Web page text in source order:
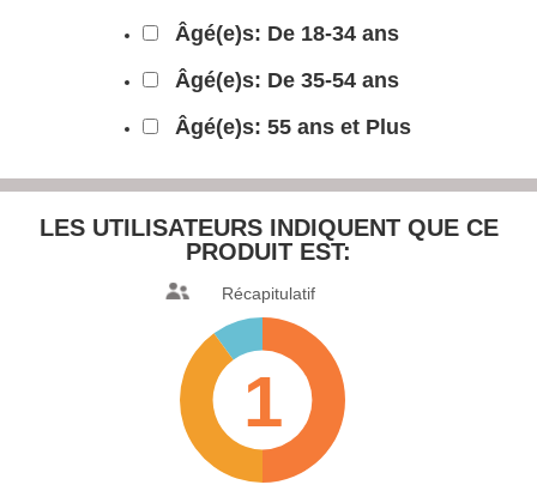
Âgé(e)s: De 18-34 ans
Âgé(e)s: De 35-54 ans
Âgé(e)s: 55 ans et Plus
LES UTILISATEURS INDIQUENT QUE CE
PRODUIT EST:
Récapitulatif
1